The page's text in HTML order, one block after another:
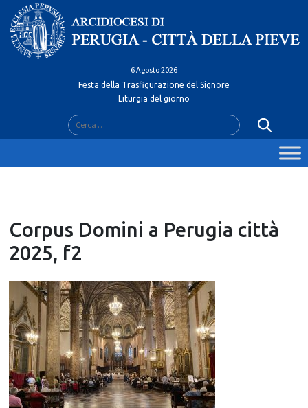
Skip
content
6 Agosto 2026
Festa della Trasfigurazione del Signore
Liturgia del giorno
Ricerca
per:
Corpus Domini a Perugia città
2025, f2